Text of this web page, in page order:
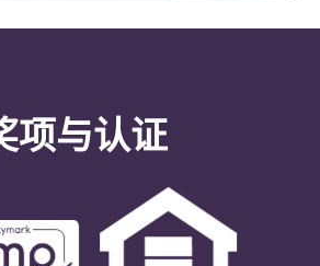
项与认证